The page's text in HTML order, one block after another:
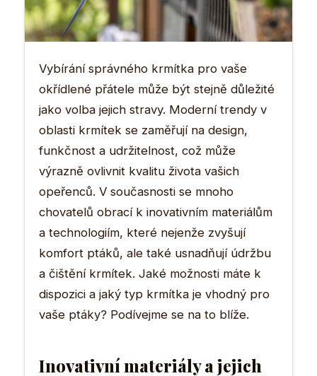
Vybírání správného krmítka pro vaše
okřídlené přátele může být stejně důležité
jako volba jejich stravy. Moderní trendy v
oblasti krmítek se zaměřují na design,
funkčnost a udržitelnost, což může
výrazně ovlivnit kvalitu života vašich
opeřenců. V současnosti se mnoho
chovatelů obrací k inovativním materiálům
a technologiím, které nejenže zvyšují
komfort ptáků, ale také usnadňují údržbu
a čištění krmítek. Jaké možnosti máte k
dispozici a jaký typ krmítka je vhodný pro
vaše ptáky? Podívejme se na to blíže.
Inovativní materiály a jejich